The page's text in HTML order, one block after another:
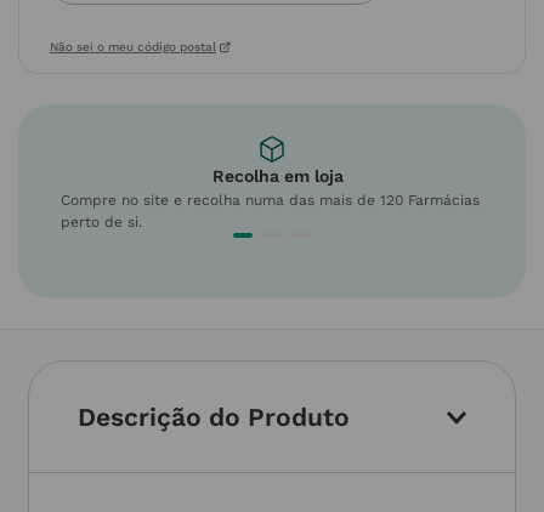
Não sei o meu código postal
Recolha em loja
Compre no site e recolha numa das mais de 120 Farmácias
perto de si.
Descrição do Produto